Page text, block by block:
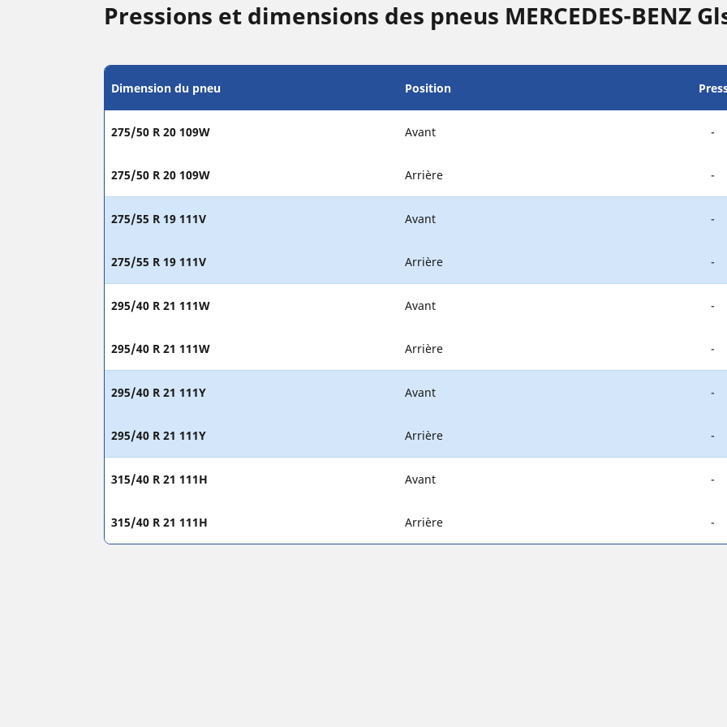
Pressions et dimensions des pneus MERCEDES-BENZ
Dimension du pneu Position
275/50 R 20 109W Avant -
275/50 R 20 109W Arrière -
275/55 R 19 111V Avant -
275/55 R 19 111V Arrière -
295/40 R 21 111W Avant -
295/40 R 21 111W Arrière -
295/40 R 21 111Y Avant -
295/40 R 21 111Y Arrière -
315/40 R 21 111H Avant -
315/40 R 21 111H Arrière -